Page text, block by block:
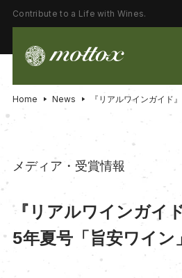
Contribute to a Life with Wines.
Home News 『リアルワインガイド
メディア・受賞情報
『リアルワインガイ
5年夏号「旨安ワイン